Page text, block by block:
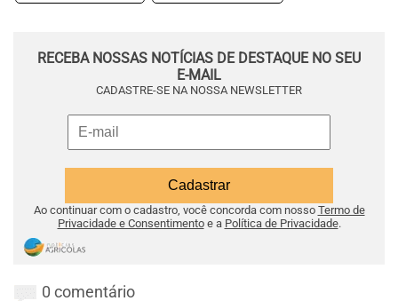
RECEBA NOSSAS NOTÍCIAS DE DESTAQUE NO SEU
E-MAIL
CADASTRE-SE NA NOSSA NEWSLETTER
Ao continuar com o cadastro, você concorda com nosso Termo de
Privacidade e Consentimentoe a Política de Privacidade.
0 comentário